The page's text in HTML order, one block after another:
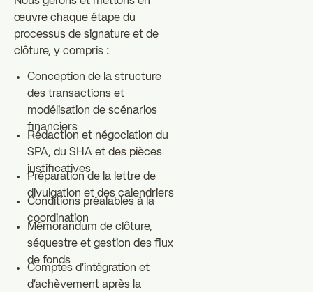
œuvre chaque étape du
processus de signature et de
clôture, y compris :
Conception de la structure
des transactions et
modélisation de scénarios
financiers
Rédaction et négociation du
SPA, du SHA et des pièces
justificatives
Préparation de la lettre de
divulgation et des calendriers
Conditions préalables à la
coordination
Mémorandum de clôture,
séquestre et gestion des flux
de fonds
Comptes d'intégration et
d'achèvement après la